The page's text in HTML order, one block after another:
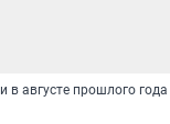
в августе прошлого года